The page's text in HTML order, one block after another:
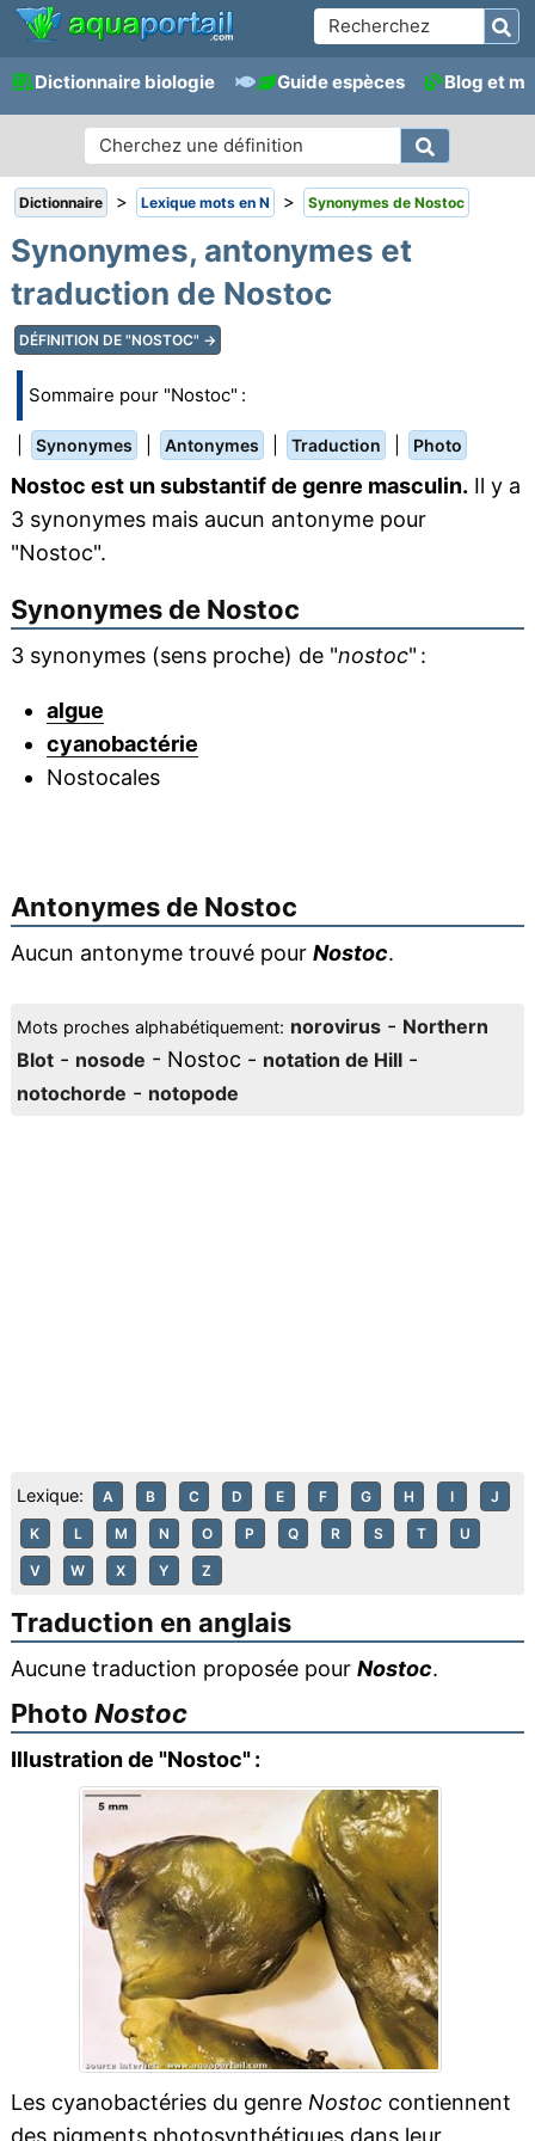
Dictionnaire biologie Guide espèces Blog et
Dictionnaire > Lexique mots en N > Synonymes de Nostoc
Synonymes, antonymes et
traduction de Nostoc
DÉFINITION DE "NOSTOC" →
Sommaire pour "Nostoc" :
Synonymes Antonymes Traduction Photo
Nostoc est un substantif de genre masculin. Il y a
3 synonymes mais aucun antonyme pour
"Nostoc".
Synonymes de Nostoc
3 synonymes (sens proche) de "nostoc" :
algue
cyanobactérie
Nostocales
Antonymes de Nostoc
Aucun antonyme trouvé pour Nostoc.
Mots proches alphabétiquement: norovirus- Northern
Blot- nosode - Nostoc - notation de Hill-
notochorde - notopode
Lexique: A B C D E F G H I J
K L M N O P Q R S T U
V W X Y Z
Traduction en anglais
Aucune traduction proposée pour Nostoc.
Photo Nostoc
Illustration de "Nostoc" :
Les cyanobactéries du genre Nostoccontiennent
des pigments photosynthétiques dans leur